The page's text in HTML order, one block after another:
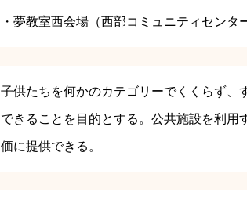
・夢教室西会場（西部コミュニティセンタ
子供たちを何かのカテゴリーでくくらず、
できることを目的とする。公共施設を利用
価に提供できる。